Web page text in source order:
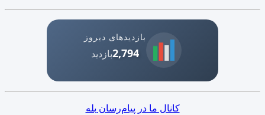
بازدیدهای دیروز
2,794بازدید
کانال ما در پیام‌رسان بله